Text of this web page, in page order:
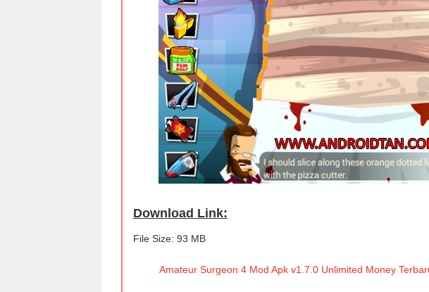
Download Link:
File Size: 93 MB
Amateur Surgeon 4 Mod Apk v1.7.0 Unlimited Money